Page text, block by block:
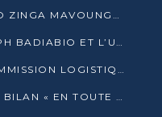
PRÉSIDENTIELLE 2026 : MABIO ZINGA MAVOUNGOU DÉCLARE SA CANDIDATURE ET CHARGE LE BILAN DU PCT
PRÉSIDENTIELLE 2026 : JOSEPH BADIABIO ET L’UDH-YUKI JOUENT LA PRUDENCE
6ᵉ CONGRÈS DU PCT : LA COMMISSION LOGISTIQUE ASSURE LA DISTRIBUTION DES KITS
QUINQUENNAT 2021-2026 : LE BILAN « EN TOUTE TRANSPARENCE » PRÉSENTÉ À LA PRESSE